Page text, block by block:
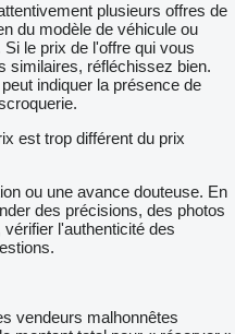
plusieurs offres de
du modèle de véhicule ou
le prix de l'offre qui vous
similaires, réfléchissez bien.
indiquer la présence de
est trop différent du prix
ou une avance douteuse. En
des précisions, des photos
l'authenticité des
vendeurs malhonnêtes